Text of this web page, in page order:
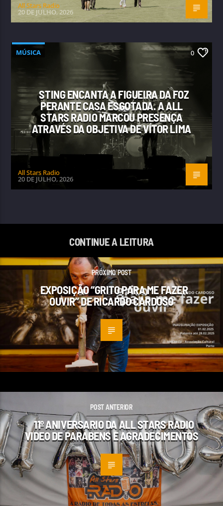
All Stars Radio
20 DE JULHO, 2026
MÚSICA 0
STING ENCANTA A FIGUEIRA DA FOZ
PERANTE CASA ESGOTADA. A ALL
STARS RADIO MARCOU PRESENÇA
ATRAVÉS DA OBJETIVA DE VÍTOR LIMA
All Stars Radio
20 DE JULHO, 2026
CONTINUE A LEITURA
PRÓXIMO POST
EXPOSIÇÃO “GRITO PARA ME FAZER
OUVIR” DE RICARDO CARDOSO
POST ANTERIOR
11º ANIVERSARIO DA ALL STARS RADIO
VIDEO DE PARABENS E AGRADECIMENTOS